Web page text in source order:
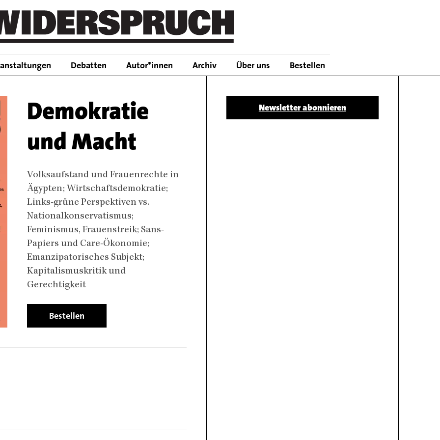
Main
Debatten Autor*innen Archiv Über uns Bestellen
Demokratie
und Macht
Body
Volksaufstand und Frauenrechte in
Ägypten; Wirtschaftsdemokratie;
Links-grüne Perspektiven vs.
Nationalkonservatismus;
Feminismus, Frauenstreik; Sans-
Papiers und Care-Ökonomie;
Emanzipatorisches Subjekt;
Kapitalismuskritik und
Gerechtigkeit
Bestellen
Newsletter abonnieren